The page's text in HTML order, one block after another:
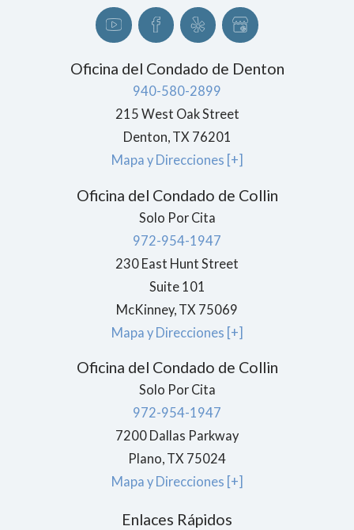
Oficina del Condado de Denton
940-580-2899
215 West Oak Street
Denton, TX 76201
Mapa y Direcciones [+]
Oficina del Condado de Collin
Solo Por Cita
972-954-1947
230 East Hunt Street
Suite 101
McKinney, TX 75069
Mapa y Direcciones [+]
Oficina del Condado de Collin
Solo Por Cita
972-954-1947
7200 Dallas Parkway
Plano, TX 75024
Mapa y Direcciones [+]
Enlaces Rápidos